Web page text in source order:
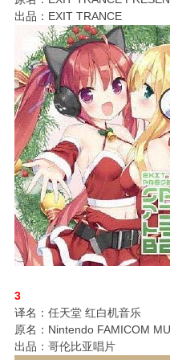
出品：EXIT TRANCE
3
译名：任天堂 红白机音乐
原名：Nintendo FAMICOM
出品：哥伦比亚唱片